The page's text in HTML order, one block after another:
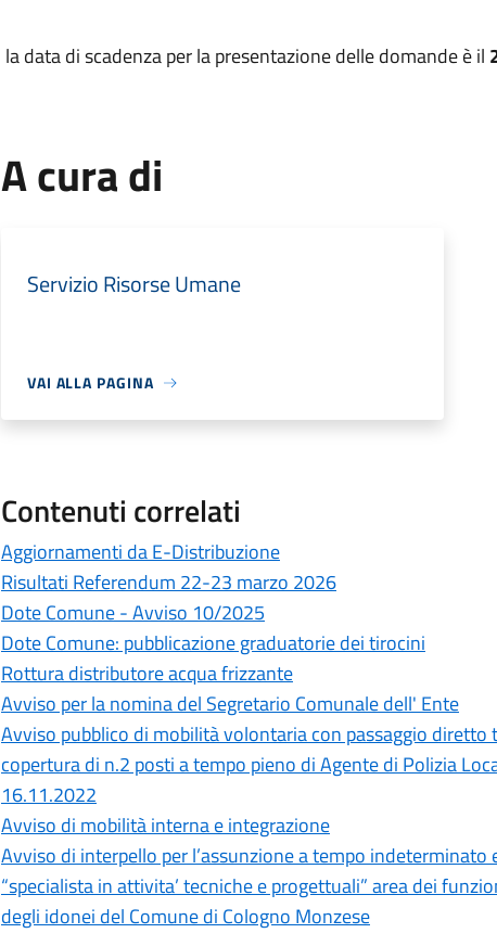
la data di scadenza per la presentazione delle domande è il
A cura di
Servizio Risorse Umane
VAI ALLA PAGINA
Contenuti correlati
Aggiornamenti da E-Distribuzione
Risultati Referendum 22-23 marzo 2026
Dote Comune - Avviso 10/2025
Dote Comune: pubblicazione graduatorie dei tirocini
Rottura distributore acqua frizzante
Avviso per la nomina del Segretario Comunale dell' Ente
Avviso pubblico di mobilità volontaria con passaggio
copertura di n.2 posti a tempo pieno di Agente di Polizia
16.11.2022
Avviso di mobilità interna e integrazione
Avviso di interpello per l’assunzione a tempo
“specialista in attivita’ tecniche e progettuali” area dei
degli idonei del Comune di Cologno Monzese